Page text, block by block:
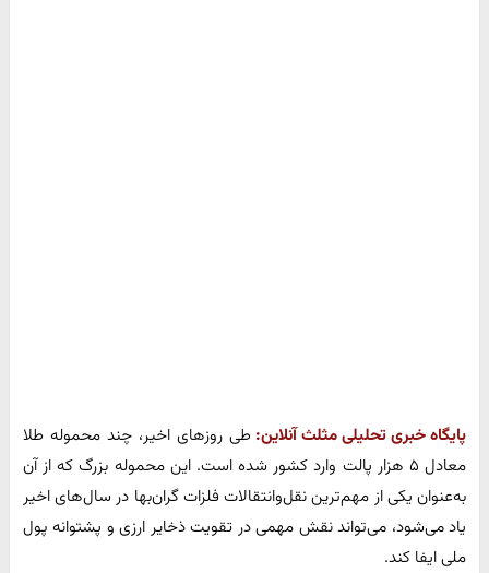
پایگاه خبری تحلیلی مثلث آنلاین: طی روزهای اخیر، چند محموله طلا
معادل ۵ هزار پالت وارد کشور شده است. این محموله بزرگ که از آن
به‌عنوان یکی از مهم‌ترین نقل‌وانتقالات فلزات گران‌بها در سال‌های اخیر
یاد می‌شود، می‌تواند نقش مهمی در تقویت ذخایر ارزی و پشتوانه پول
ملی ایفا کند.